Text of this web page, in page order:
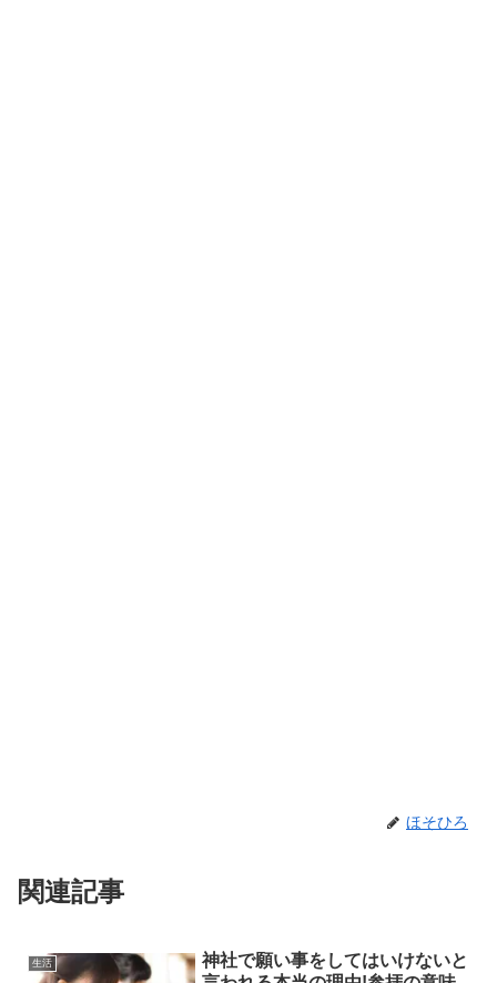
ほそひろ
関連記事
生活
神社で願い事をしてはいけないと